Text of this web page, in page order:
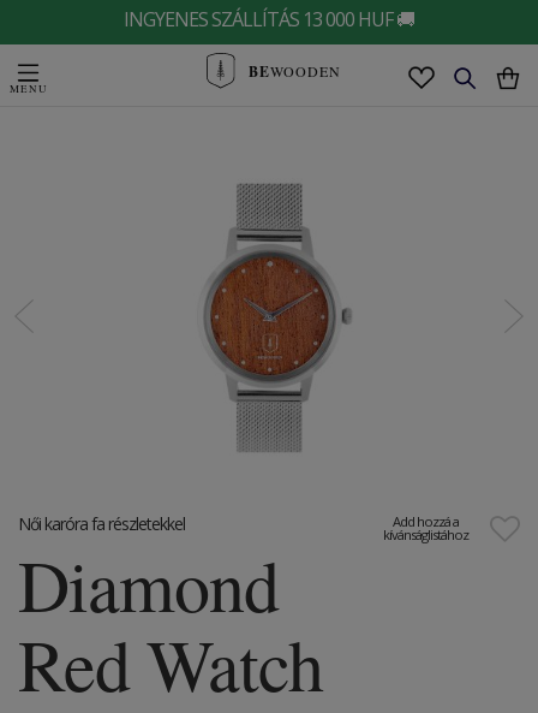
INGYENES SZÁLLÍTÁS 13 000 HUF 🚚
BEWOODEN
Add hozzá a
kívánságlistához
Női karóra fa részletekkel
Diamond
Red Watch